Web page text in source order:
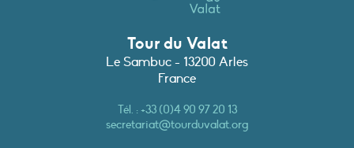
Tour du Valat
Le Sambuc - 13200 Arles
France
Tél. :+33 (0)4 90 97 20 13
secretariat@tourduvalat.org